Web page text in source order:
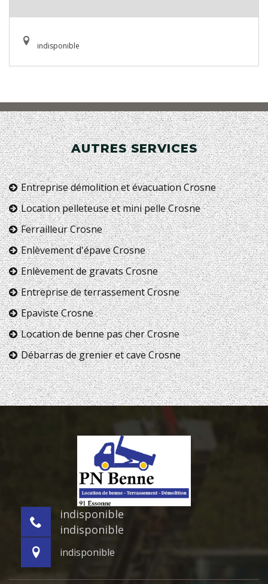
indisponible
AUTRES SERVICES
Entreprise démolition et évacuation Crosne
Location pelleteuse et mini pelle Crosne
Ferrailleur Crosne
Enlèvement d'épave Crosne
Enlèvement de gravats Crosne
Entreprise de terrassement Crosne
Epaviste Crosne
Location de benne pas cher Crosne
Débarras de grenier et cave Crosne
indisponible
indisponible
indisponible